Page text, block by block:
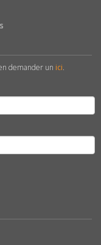
demander un ici.